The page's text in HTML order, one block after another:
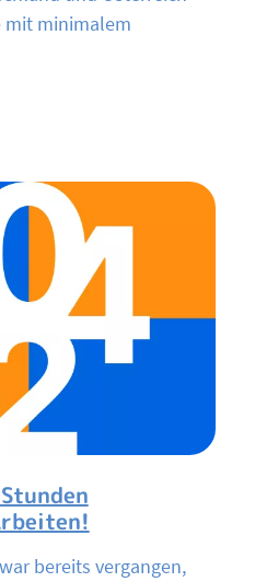
mit minimalem
bereits vergangen,